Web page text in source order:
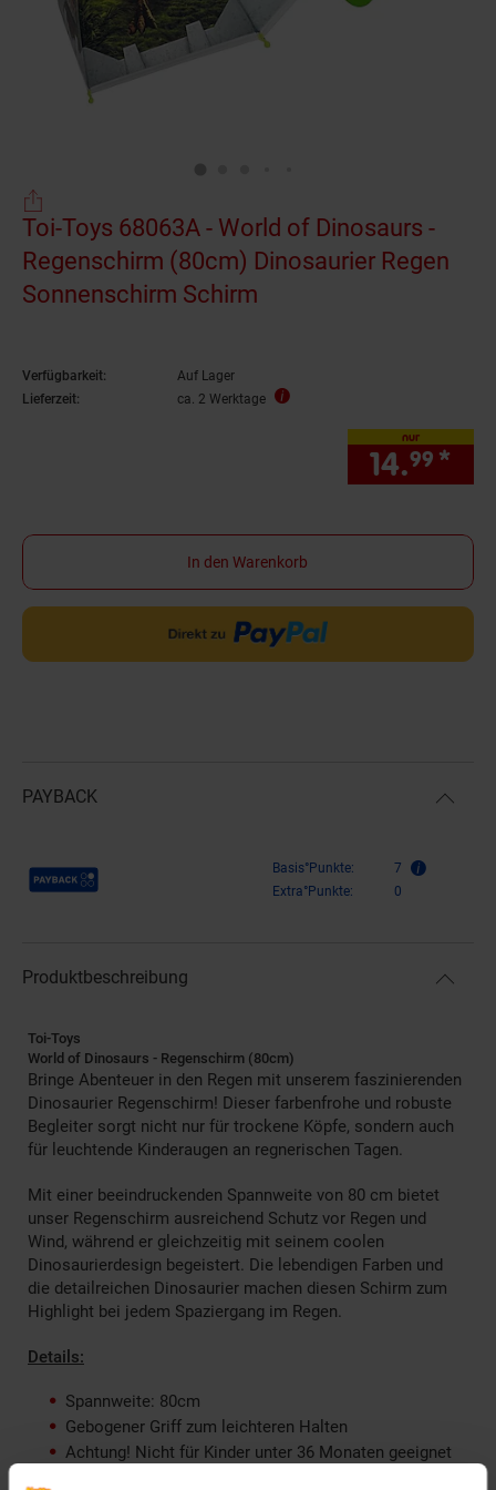
Toi-Toys 68063A - World of Dinosaurs -
Regenschirm (80cm) Dinosaurier Regen
Sonnenschirm Schirm
Verfügbarkeit:
Auf Lager
Lieferzeit:
ca. 2 Werktage
nur
14.99 *
In den Warenkorb
PAYBACK
Payback Punkte Basis°Punkte:
7
Extra°Punkte:
0
Produktbeschreibung
Toi-Toys
World of Dinosaurs - Regenschirm (80cm)
Bringe Abenteuer in den Regen mit unserem faszinierenden
Dinosaurier Regenschirm! Dieser farbenfrohe und robuste
Begleiter sorgt nicht nur für trockene Köpfe, sondern auch
für leuchtende Kinderaugen an regnerischen Tagen.
Mit einer beeindruckenden Spannweite von 80 cm bietet
unser Regenschirm ausreichend Schutz vor Regen und
Wind, während er gleichzeitig mit seinem coolen
Dinosaurierdesign begeistert. Die lebendigen Farben und
die detailreichen Dinosaurier machen diesen Schirm zum
Highlight bei jedem Spaziergang im Regen.
Details:
Spannweite: 80cm
Gebogener Griff zum leichteren Halten
Achtung! Nicht für Kinder unter 36 Monaten geeignet